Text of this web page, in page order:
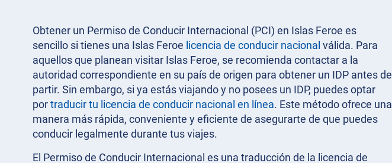
Obtener un Permiso de Conducir Internacional (PCI) en Islas Feroe es
sencillo si tienes una Islas Feroe licencia de conducir nacional válida. Para
aquellos que planean visitar Islas Feroe, se recomienda contactar a la
autoridad correspondiente en su país de origen para obtener un IDP antes de
partir. Sin embargo, si ya estás viajando y no posees un IDP, puedes optar
portraducir tu licencia de conducir nacional en línea. Este método ofrece una
manera más rápida, conveniente y eficiente de asegurarte de que puedes
conducir legalmente durante tus viajes.
El Permiso de Conducir Internacional es una traducción de la licencia de